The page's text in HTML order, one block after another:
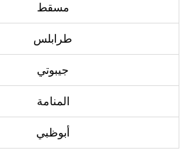
مسقط
طرابلس
جيبوتي
المنامة
أبوظبي